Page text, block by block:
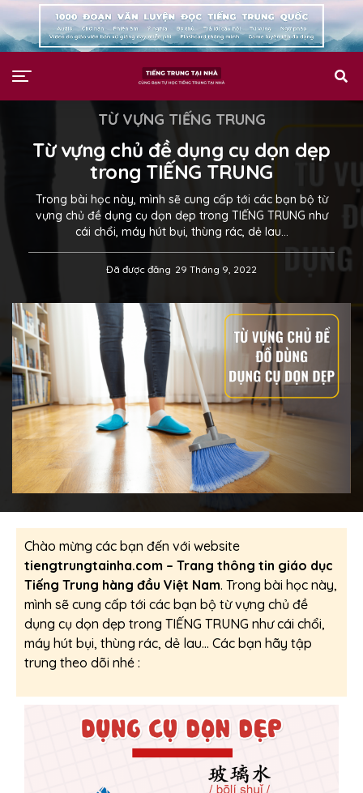
TỪ VỰNG TIẾNG TRUNG
Từ vựng chủ đề dụng cụ dọn dẹp
trong TIẾNG TRUNG
Trong bài học này, mình sẽ cung cấp tới các bạn bộ từ
vựng chủ đề dụng cụ dọn dẹp trong TIẾNG TRUNG như
cái chổi, máy hút bụi, thùng rác, dẻ lau…
Đã được đăng 29 Tháng 9, 2022
Chào mừng các bạn đến với website
tiengtrungtainha.com – Trang thông tin giáo dục
Tiếng Trung hàng đầu Việt Nam. Trong bài học này,
mình sẽ cung cấp tới các bạn bộ từ vựng chủ đề
dụng cụ dọn dẹp trong TIẾNG TRUNG như cái chổi,
máy hút bụi, thùng rác, dẻ lau… Các bạn hãy tập
trung theo dõi nhé :